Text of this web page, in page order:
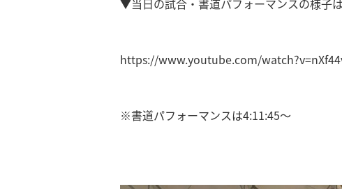
▼当日の試合・書道パフォーマンスの様子
https://www.youtube.com/
※書道パフォーマンスは4:11:45～